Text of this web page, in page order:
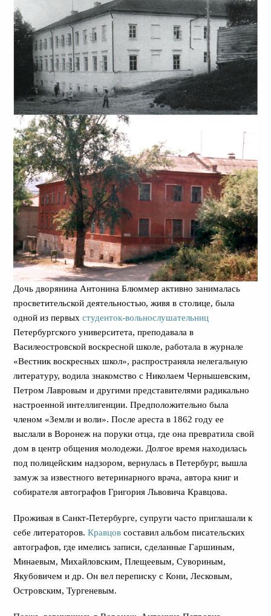
Дочь дворянина Антонина Блюммер активно занималась
просветительской деятельностью, живя в столице, была
одной из первых студенток-вольнослушательниц
Петербургского университета, преподавала в
Василеостровской воскресной школе, работала в журнале
«Вестник воскресных школ», распространяла нелегальную
литературу, водила знакомство с Николаем Чернышевским,
Петром Лавровым и другими представителями радикально
настроенной интеллигенции. Предположительно была
членом «Земли и воли». После ареста в 1862 году ее
выслали в Воронеж на поруки отца, где она превратила свой
дом в центр общения молодежи. Долгое время находилась
под полицейским надзором, вернулась в Петербург, вышла
замуж за известного ветеринарного врача, автора книг и
собирателя автографов Григория Львовича Кравцова.
Проживая в Санкт-Петербурге, супруги часто приглашали к
себе литераторов. Кравцов составил альбом писательских
автографов, где имелись записи, сделанные Гаршиным,
Минаевым, Михайловским, Плещеевым, Сувориным,
Якубовичем и др. Он вел переписку с Кони, Лесковым,
Островским, Тургеневым.